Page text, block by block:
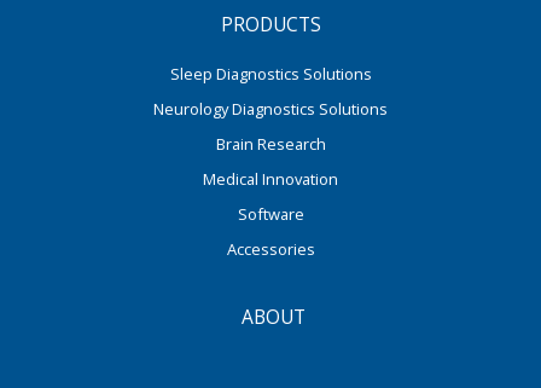
PRODUCTS
Sleep Diagnostics Solutions
Neurology Diagnostics Solutions
Brain Research
Medical Innovation
Software
Accessories
ABOUT